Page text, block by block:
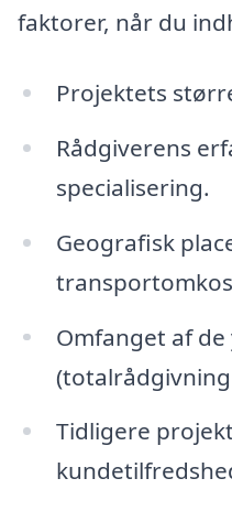
faktorer, når du
Projektets
Rådgiverens
specialisering.
Geografisk
Omfanget af
Tidligere